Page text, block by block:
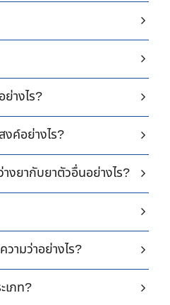
างไร?
ค์อย่างไร?
งยากับยาตัวอื่นอย่างไร?
ามว่าอย่างไร?
เภท?